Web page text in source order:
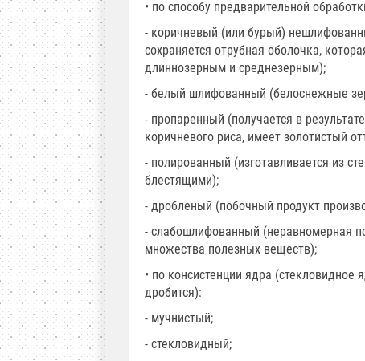
• по способу предварительной
- коричневый (или бурый)
сохраняется отрубная оболочка,
длиннозерным и среднезерным);
- белый шлифованный (белоснежные
- пропаренный (получается в
коричневого риса, имеет золотистый
- полированный (изготавливается из
блестящими);
- дробленый (побочный продукт
- слабошлифованный (неравномерная
множества полезных веществ);
• по консистенции ядра
дробится):
- мучнистый;
- стекловидный;